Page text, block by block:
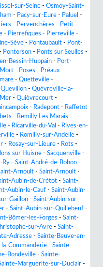
sur-Seine - Osmoy-Saint-
- Pacy-sur-Eure - Paluel -
- Pervenchères - Petit-
- Pierrefiques - Pierreville -
Sève - Pontaubault - Pont-
Pontorson - Ponts sur Seulles -
Bessin-Huppain - Port-
- Poses - Préaux -
- Quetteville -
Quevillon - Quévreville-la-
- Quièvrecourt -
- Radepont - Raffetot
- Remilly Les Marais -
- Ricarville-du-Val - Rives-en-
- Romilly-sur-Andelle -
- Rosay-sur-Lieure - Rots -
sur Huisne - Sacquenville -
Ry - Saint-André-de-Bohon -
Arnoult - Saint-Arnoult -
Aubin-de-Crétot - Saint-
Aubin-le-Cauf - Saint-Aubin-
Gaillon - Saint-Aubin-sur-
- Saint-Aubin-sur-Quillebeuf -
Bômer-les-Forges - Saint-
sur-Avre - Saint-
Adresse - Sainte-Beuve-en-
Commanderie - Sainte-
Bondeville - Sainte-
Marguerite-sur-Duclair -